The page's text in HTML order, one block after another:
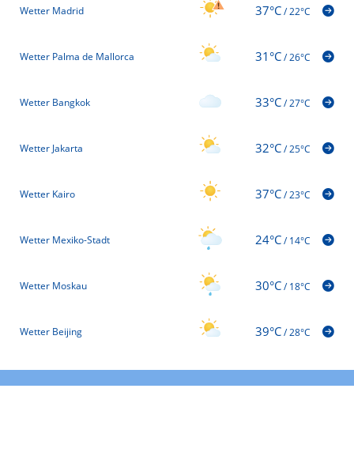
Wetter Madrid 37°C/22°C
Wetter Palma de Mallorca 31°C/26°C
Wetter Bangkok 33°C/27°C
Wetter Jakarta 32°C/25°C
Wetter Kairo 37°C/23°C
Wetter Mexiko-Stadt 24°C/14°C
Wetter Moskau 30°C/18°C
Wetter Beijing 39°C/28°C